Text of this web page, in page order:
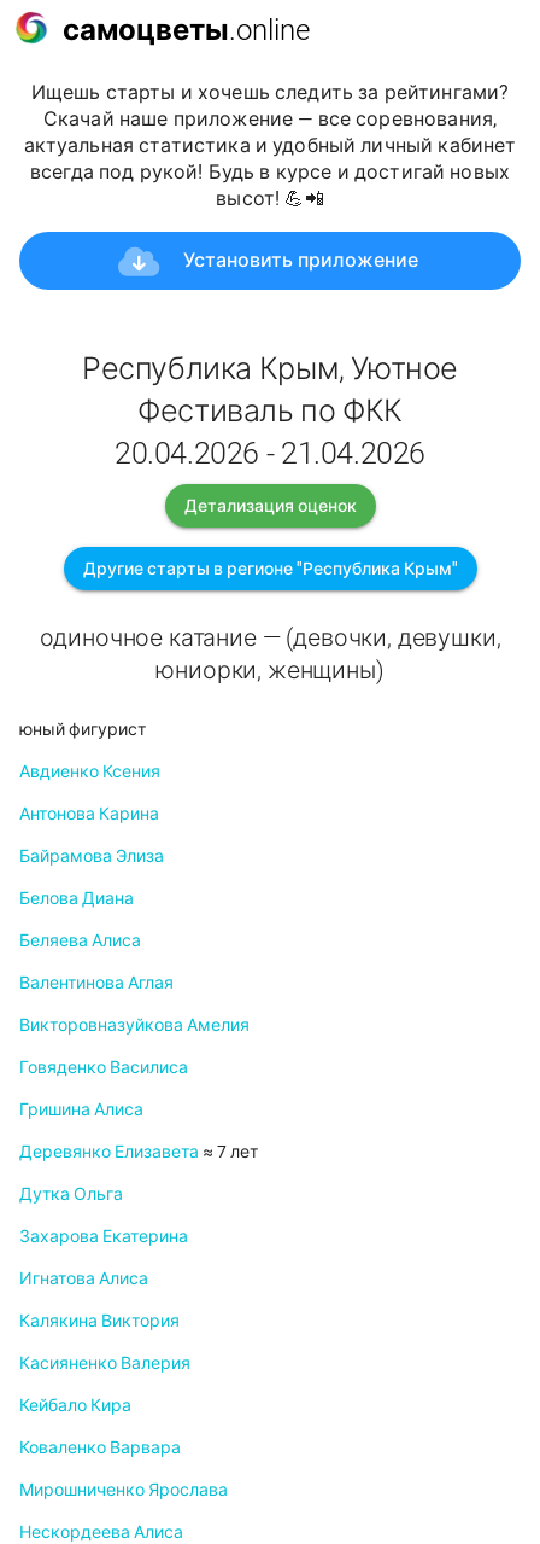
самоцветы.online
Ищешь старты и хочешь следить за рейтингами?
Скачай наше приложение — все соревнования,
актуальная статистика и удобный личный кабинет
всегда под рукой! Будь в курсе и достигай новых
высот! 💪📲
Установить приложение
Республика Крым, Уютное
Фестиваль по ФКК
20.04.2026 - 21.04.2026
Детализация оценок
Другие старты в регионе "Республика Крым"
одиночное катание — (девочки, девушки,
юниорки, женщины)
юный фигурист
Авдиенко Ксения
Антонова Карина
Байрамова Элиза
Белова Диана
Беляева Алиса
Валентинова Аглая
Викторовназуйкова Амелия
Говяденко Василиса
Гришина Алиса
Деревянко Елизавета ≈ 7 лет
Дутка Ольга
Захарова Екатерина
Игнатова Алиса
Калякина Виктория
Касияненко Валерия
Кейбало Кира
Коваленко Варвара
Мирошниченко Ярослава
Нескордеева Алиса